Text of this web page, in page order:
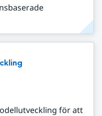
för att